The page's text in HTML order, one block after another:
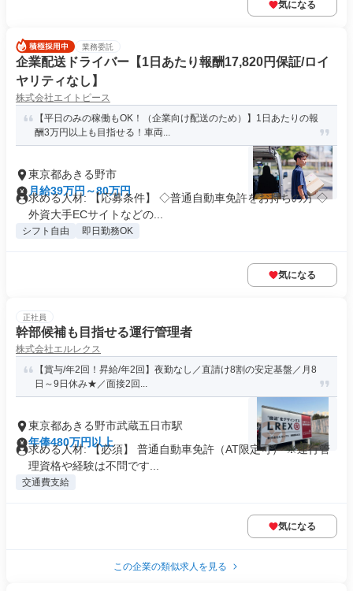
気になる
業務委託
企業配送ドライバー【1日あたり報酬17,820円保証/ロイ
ヤリティなし】
株式会社エイトピース
【平日のみの稼働もOK！（企業向け配送のため）】1日あたりの報
酬3万円以上も目指せる！車両...
東京都あきる野市
月給39万円～80万円
求める人材: 【応募条件】 ◇普通自動車免許をお持ちの方 ◇
外資大手ECサイトなどの...
シフト自由 即日勤務OK
気になる
正社員
幹部候補も目指せる運行管理者
株式会社エルレクス
【賞与/年2回！昇給/年2回】夜勤なし／直請け8割の安定基盤／月8
日～9日休み★／面接2回...
東京都あきる野市武蔵五日市駅
年俸480万円以上
求める人材: 【必須】 普通自動車免許（AT限定可） ※運行管
理資格や経験は不問です...
交通費支給
気になる
この企業の類似求人を見る